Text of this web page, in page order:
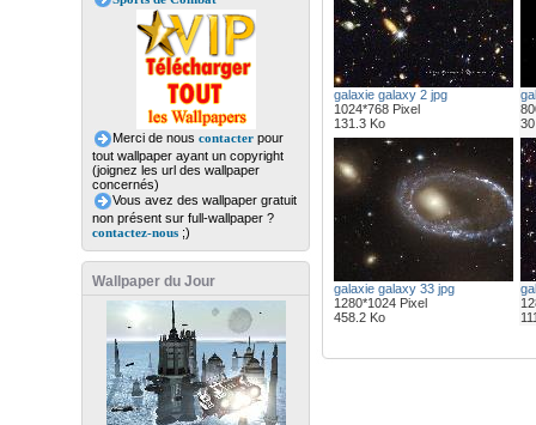
Merci de nous contacterpour
tout wallpaper ayant un copyright
(joignez les url des wallpaper
concernés)
Vous avez des wallpaper gratuit
non présent sur full-wallpaper ?
contactez-nous;)
Wallpaper du Jour
galaxie galaxy 2 jpg
1024*768 Pixel
131.3 Ko
galaxie galaxy 33 jpg
1280*1024 Pixel
458.2 Ko